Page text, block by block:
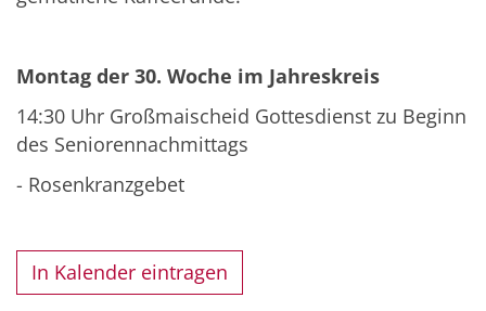
Montag der 30. Woche im Jahreskreis
14:30 Uhr Großmaischeid Gottesdienst zu Beginn
des Seniorennachmittags
- Rosenkranzgebet
In Kalender eintragen